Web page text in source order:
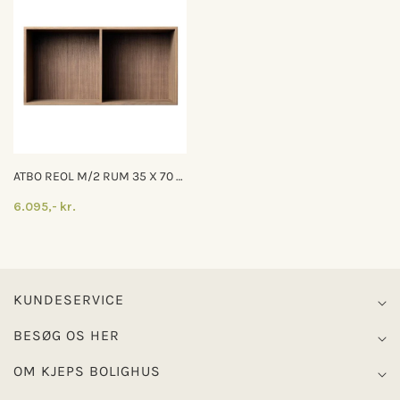
ATBO REOL M/2 RUM 35 X 70 X
6.095,- kr.
KUNDESERVICE
BESØG OS HER
OM KJEPS BOLIGHUS